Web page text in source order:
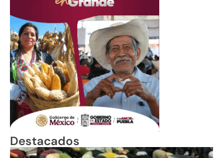
Destacados